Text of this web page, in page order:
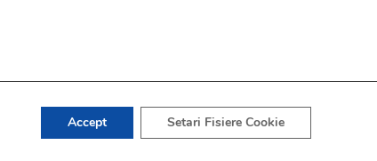
Accept Setari Fisiere Cookie